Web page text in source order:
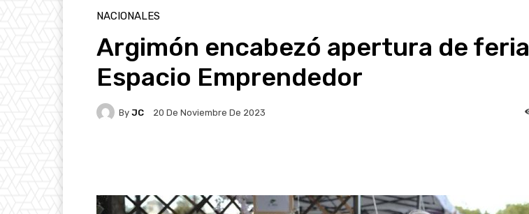
NACIONALES
Argimón encabezó apertura de feria
Espacio Emprendedor
By JC 20 De Noviembre De 2023